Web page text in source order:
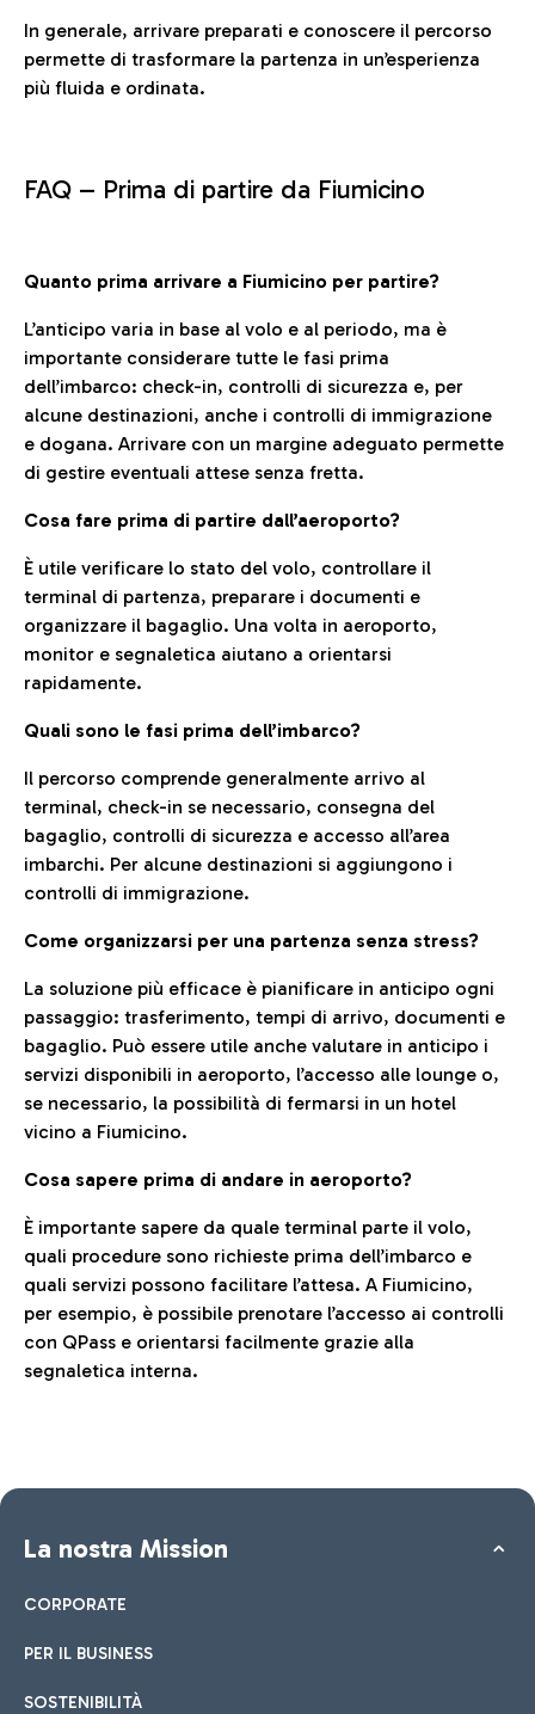
In generale, arrivare preparati e conoscere il percorso
permette di trasformare la partenza in un’esperienza
più fluida e ordinata.
FAQ – Prima di partire da Fiumicino
Quanto prima arrivare a Fiumicino per partire?
L’anticipo varia in base al volo e al periodo, ma è
importante considerare tutte le fasi prima
dell’imbarco: check-in, controlli di sicurezza e, per
alcune destinazioni, anche i controlli di immigrazione
e dogana. Arrivare con un margine adeguato permette
di gestire eventuali attese senza fretta.
Cosa fare prima di partire dall’aeroporto?
È utile verificare lo stato del volo, controllare il
terminal di partenza, preparare i documenti e
organizzare il bagaglio. Una volta in aeroporto,
monitor e segnaletica aiutano a orientarsi
rapidamente.
Quali sono le fasi prima dell’imbarco?
Il percorso comprende generalmente arrivo al
terminal, check-in se necessario, consegna del
bagaglio, controlli di sicurezza e accesso all’area
imbarchi. Per alcune destinazioni si aggiungono i
controlli di immigrazione.
Come organizzarsi per una partenza senza stress?
La soluzione più efficace è pianificare in anticipo ogni
passaggio: trasferimento, tempi di arrivo, documenti e
bagaglio. Può essere utile anche valutare in anticipo i
servizi disponibili in aeroporto, l’accesso alle lounge o,
se necessario, la possibilità di fermarsi in un hotel
vicino a Fiumicino.
Cosa sapere prima di andare in aeroporto?
È importante sapere da quale terminal parte il volo,
quali procedure sono richieste prima dell’imbarco e
quali servizi possono facilitare l’attesa. A Fiumicino,
per esempio, è possibile prenotare l’accesso ai controlli
con QPass e orientarsi facilmente grazie alla
segnaletica interna.
La nostra Mission
CORPORATE
PER IL BUSINESS
SOSTENIBILITÀ